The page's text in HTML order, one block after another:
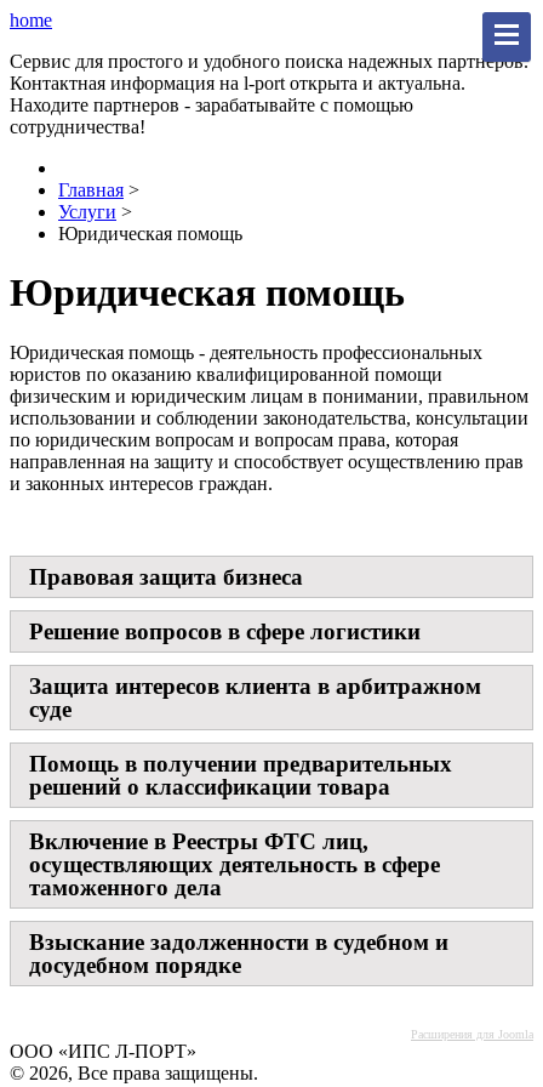
home
Сервис для простого и удобного поиска надежных партнеров.
Контактная информация на l-port открыта и актуальна.
Находите партнеров - зарабатывайте с помощью
сотрудничества!
Главная >
Услуги >
Юридическая помощь
Юридическая помощь
Юридическая помощь - деятельность профессиональных
юристов по оказанию квалифицированной помощи
физическим и юридическим лицам в понимании, правильном
использовании и соблюдении законодательства, консультации
по юридическим вопросам и вопросам права, которая
направленная на защиту и способствует осуществлению прав
и законных интересов граждан.
Правовая защита бизнеса
Решение вопросов в сфере логистики
Защита интересов клиента в арбитражном
суде
Помощь в получении предварительных
решений о классификации товара
Включение в Реестры ФТС лиц,
осуществляющих деятельность в сфере
таможенного дела
Взыскание задолженности в судебном и
досудебном порядке
Расширения для Joomla
ООО «ИПС Л-ПОРТ»
© 2026, Все права защищены.